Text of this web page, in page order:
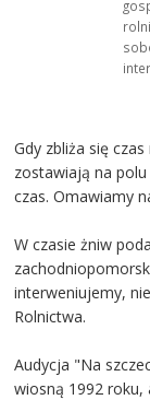
Gdy zbliża się
zostawiają na
czas. Omawiamy
W czasie żniw
interweniujemy,
Rolnictwa.
Audycja "Na
wiosną 1992 roku,